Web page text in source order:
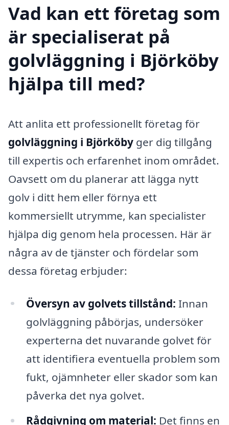
Vad kan ett företag som
är specialiserat på
golvläggning i Björköby
hjälpa till med?
Att anlita ett professionellt företag för
golvläggning i Björköby ger dig tillgång
till expertis och erfarenhet inom området.
Oavsett om du planerar att lägga nytt
golv i ditt hem eller förnya ett
kommersiellt utrymme, kan specialister
hjälpa dig genom hela processen. Här är
några av de tjänster och fördelar som
dessa företag erbjuder:
Översyn av golvets tillstånd: Innan
golvläggning påbörjas, undersöker
experterna det nuvarande golvet för
att identifiera eventuella problem som
fukt, ojämnheter eller skador som kan
påverka det nya golvet.
Rådgivning om material: Det finns en